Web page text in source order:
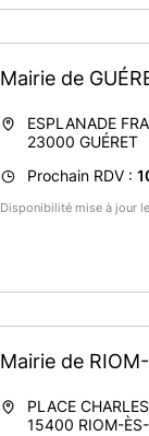
Mairie de
ESPLANADE
23000 GUÉRET
Prochain RDV :
Disponibilité mise à jour
Mairie de
PLACE
15400 RIOM-